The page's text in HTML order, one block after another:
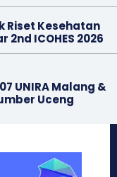
Riset Kesehatan
2nd ICOHES 2026
UNIRA Malang &
Uceng